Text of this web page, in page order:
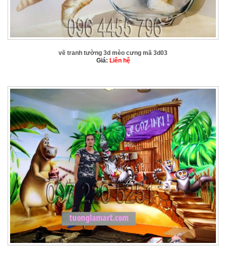
vẽ tranh tường 3d mèo cưng mã 3d03
Giá: Liên hệ